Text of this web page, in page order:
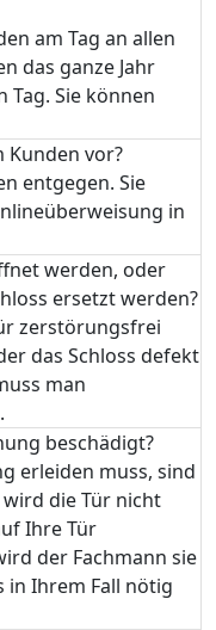
am Tag an allen
das ganze Jahr
Sie können
Kunden vor?
entgegen. Sie
in
werden, oder
ersetzt werden?
zerstörungsfrei
das Schloss defekt
man
beschädigt?
erleiden muss, sind
die Tür nicht
Ihre Tür
der Fachmann sie
in Ihrem Fall nötig